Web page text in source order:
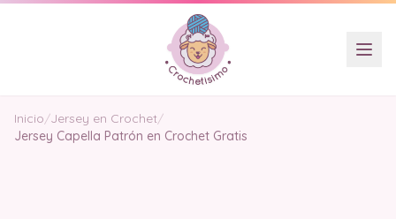
Inicio/Jersey en Crochet/
Jersey Capella Patrón en Crochet Gratis